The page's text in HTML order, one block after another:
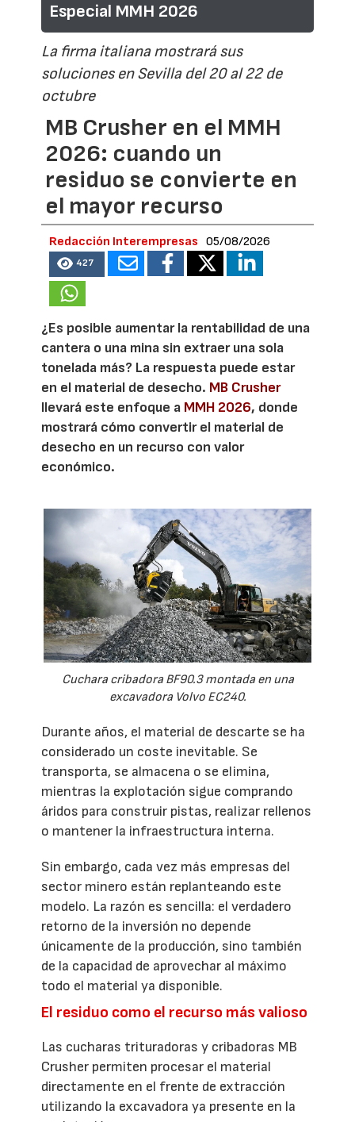
Especial MMH 2026
La firma italiana mostrará sus
soluciones en Sevilla del 20 al 22 de
octubre
MB Crusher en el MMH
2026: cuando un
residuo se convierte en
el mayor recurso
Redacción Interempresas 05/08/2026
427
¿Es posible aumentar la rentabilidad de una
cantera o una mina sin extraer una sola
tonelada más? La respuesta puede estar
en el material de desecho. MB Crusher
llevará este enfoque a MMH 2026, donde
mostrará cómo convertir el material de
desecho en un recurso con valor
económico.
Cuchara cribadora BF90.3 montada en una
excavadora Volvo EC240.
Durante años, el material de descarte se ha
considerado un coste inevitable. Se
transporta, se almacena o se elimina,
mientras la explotación sigue comprando
áridos para construir pistas, realizar rellenos
o mantener la infraestructura interna.
Sin embargo, cada vez más empresas del
sector minero están replanteando este
modelo. La razón es sencilla: el verdadero
retorno de la inversión no depende
únicamente de la producción, sino también
de la capacidad de aprovechar al máximo
todo el material ya disponible.
El residuo como el recurso más valioso
Las cucharas trituradoras y cribadoras MB
Crusher permiten procesar el material
directamente en el frente de extracción
utilizando la excavadora ya presente en la